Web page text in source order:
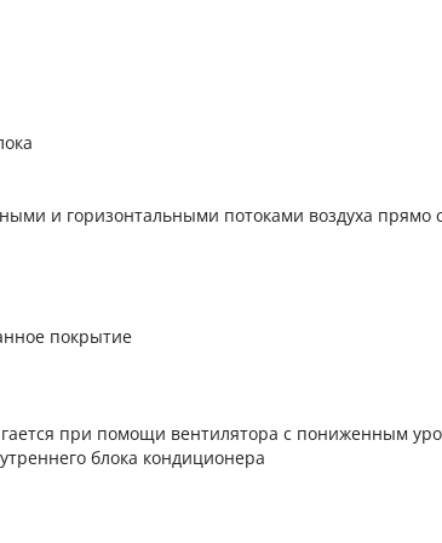
и горизонтальными потоками воздуха прямо
покрытие
при помощи вентилятора с пониженным
блока кондиционера